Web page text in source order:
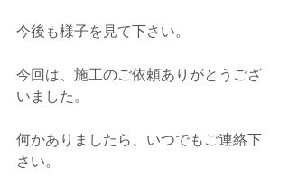
今後も様子を見て下さい。
今回は、施工のご依頼ありがとうござ
いました。
何かありましたら、いつでもご連絡下
さい。